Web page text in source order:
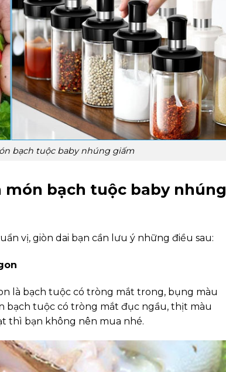
bạch tuộc baby nhúng giấm
bạch tuộc baby nhúng
vị, giòn dai bạn cần lưu ý những điều sau:
là bạch tuộc có tròng mắt trong, bụng màu
bạch tuộc có tròng mắt đục ngầu, thịt màu
thì bạn không nên mua nhé.